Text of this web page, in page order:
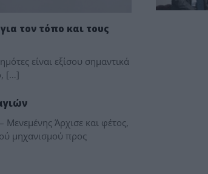
τον τόπο και τους
είναι εξίσου σημαντικά
[…]
Άρχισε και φέτος,
μηχανισμού προς